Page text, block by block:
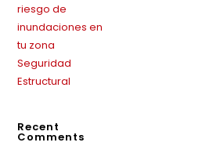
riesgo de
inundaciones en
tu zona
Seguridad
Estructural
Recent
Comments